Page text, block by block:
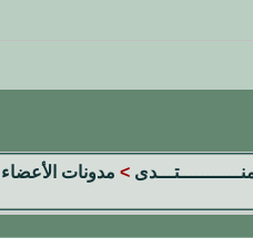
> مدونات الأعضاء